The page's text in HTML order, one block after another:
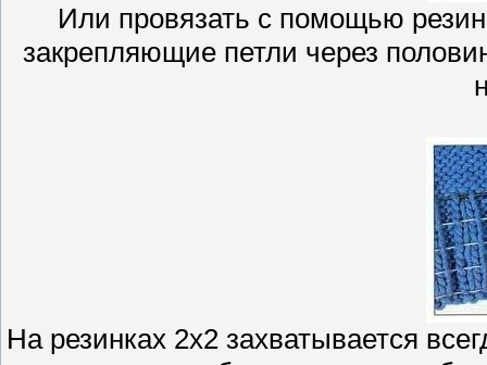
Или провязать с помощью
закрепляющие петли через
На резинках 2x2 захватывается